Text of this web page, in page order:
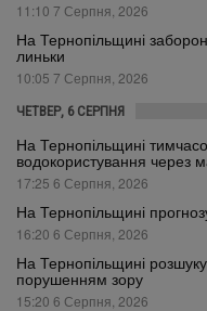
11:10 7 Серпня, 2026
На Тернопільщині
линьки
10:05 7 Серпня, 2026
ЧЕТВЕР, 6 СЕРПНЯ
На Тернопільщині
водокористування через
17:25 6 Серпня, 2026
На Тернопільщині
16:20 6 Серпня, 2026
На Тернопільщині
порушенням зору
15:20 6 Серпня, 2026